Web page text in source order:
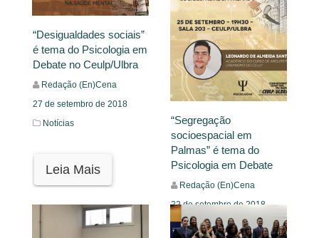
“Desigualdades sociais”
é tema do Psicologia em
Debate no Ceulp/Ulbra
Redação (En)Cena
27 de setembro de 2018
Notícias
Leia Mais
“Segregação
socioespacial em
Palmas” é tema do
Psicologia em Debate
Redação (En)Cena
22 de setembro de 2018
Notícias